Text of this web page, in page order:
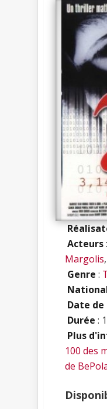
Acteurs:
Margolis,
Genre :
Date
Durée :
Plus
100 des
de